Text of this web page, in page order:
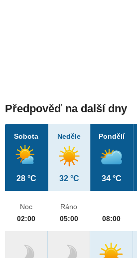
Předpověď na další dny
Sobota
28 °C
Neděle
32 °C
Pondělí
34 °C
Noc
02:00
Ráno
05:00
08:00